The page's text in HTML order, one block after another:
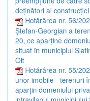
deținători ai
Hotărârea nr. 56/
Ștefan-Georgian a
20, ce aparține
situat în municipiul
Olt
Hotărârea nr. 55/
unor imobile - terenuri
aparțin domeniului